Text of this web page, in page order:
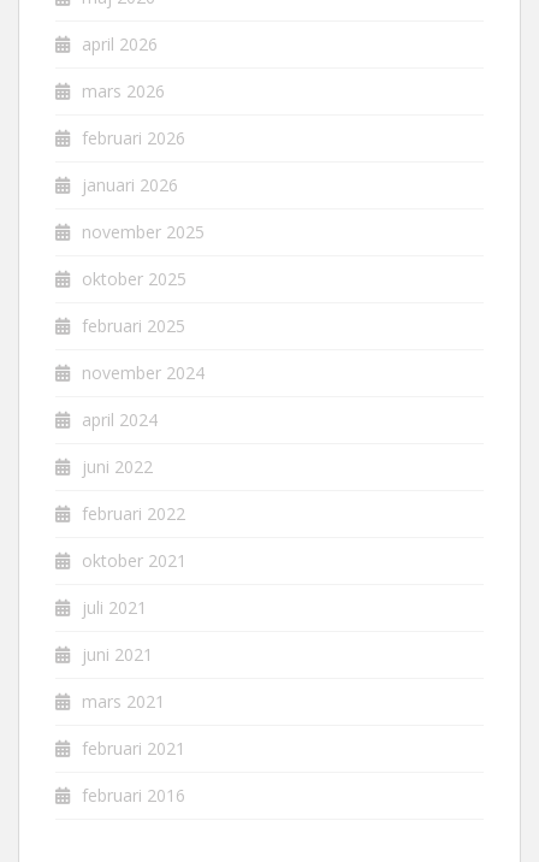
april 2026
mars 2026
februari 2026
januari 2026
november 2025
oktober 2025
februari 2025
november 2024
april 2024
juni 2022
februari 2022
oktober 2021
juli 2021
juni 2021
mars 2021
februari 2021
februari 2016